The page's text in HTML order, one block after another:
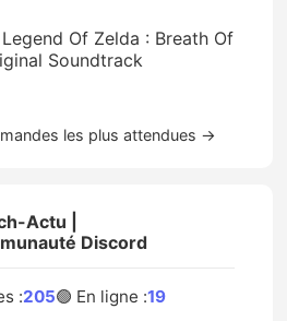
Of Zelda : Breath Of
Soundtrack
les plus attendues →
Actu |
Discord
:205🟢 En ligne :19